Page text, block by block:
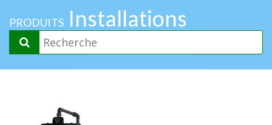
PRODUITS Installations